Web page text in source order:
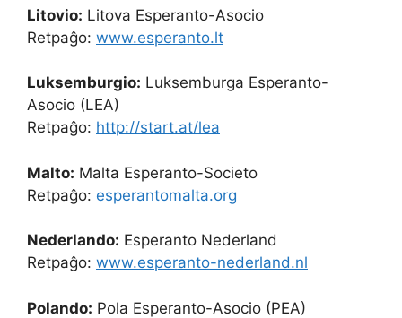
Litovio: Litova Esperanto-Asocio
Retpaĝo: www.esperanto.lt
Luksemburgio: Luksemburga Esperanto-
Asocio (LEA)
Retpaĝo: http://start.at/lea
Malto: Malta Esperanto-Societo
Retpaĝo: esperantomalta.org
Nederlando: Esperanto Nederland
Retpaĝo: www.esperanto-nederland.nl
Polando: Pola Esperanto-Asocio (PEA)